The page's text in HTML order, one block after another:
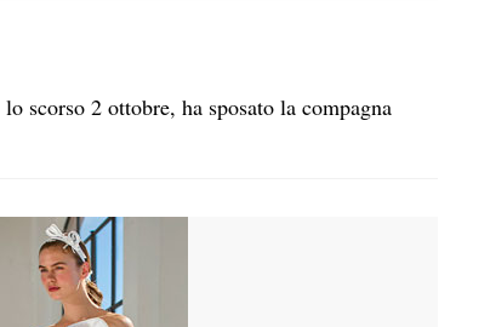
lo scorso 2 ottobre, ha sposato la compagna